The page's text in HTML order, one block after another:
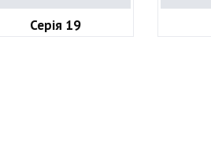
Серія 19